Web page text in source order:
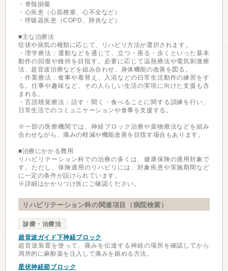
・脊髄損傷
・心疾患（心筋梗塞、心不全など）
・呼吸器疾患（COPD、肺炎など）
■主な治療法
症状や病気の種類に応じて、リハビリ方法が選択されます。
・理学療法：運動などを通じて、立つ・座る・歩くといった基本
動作の回復や維持を目指す。必要に応じて温熱療法や電気刺激療
法、超音波治療などを組み合わせ、身体機能の改善を図る。
・作業療法：食事や着替え、入浴などの日常生活動作の練習をす
る。仕事や趣味など、その人らしい生活の実現に向けた支援も含
まれる。
・言語聴覚療法：話す・聞く・食べることに関する訓練を行い、
日常生活でのコミュニケーションや食事を支援する。
※一部の医療機関では、神経ブロック治療や薬物療法などを組み
合わせながら、痛みの軽減や機能改善を目指す場合もあります。
■治療にかかる費用
リハビリテーション科での治療の多くは、健康保険の適用対象で
す。ただし、保険適用のリハビリには、対象疾患や実施期間など
に一定の条件が設けられています。
※詳細はかかりつけ医にご確認ください。
リハビリテーション科の関連項目（病院検索）
診療・治療法
超音波ガイド下神経ブロック
超音波装置を使って、痛みを伝達する神経の場所を確認してから
局所的に麻酔薬を注入して痛みを鎮める方法。
星状神経節ブロック